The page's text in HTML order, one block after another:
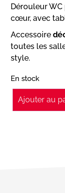
Dérouleur WC
cœur, avec
Accessoire
toutes les
style.
En stock
Ajouter au